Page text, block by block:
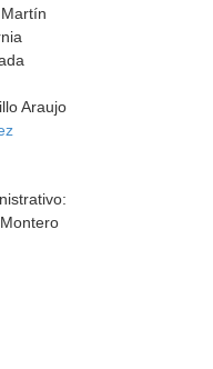
Araujo